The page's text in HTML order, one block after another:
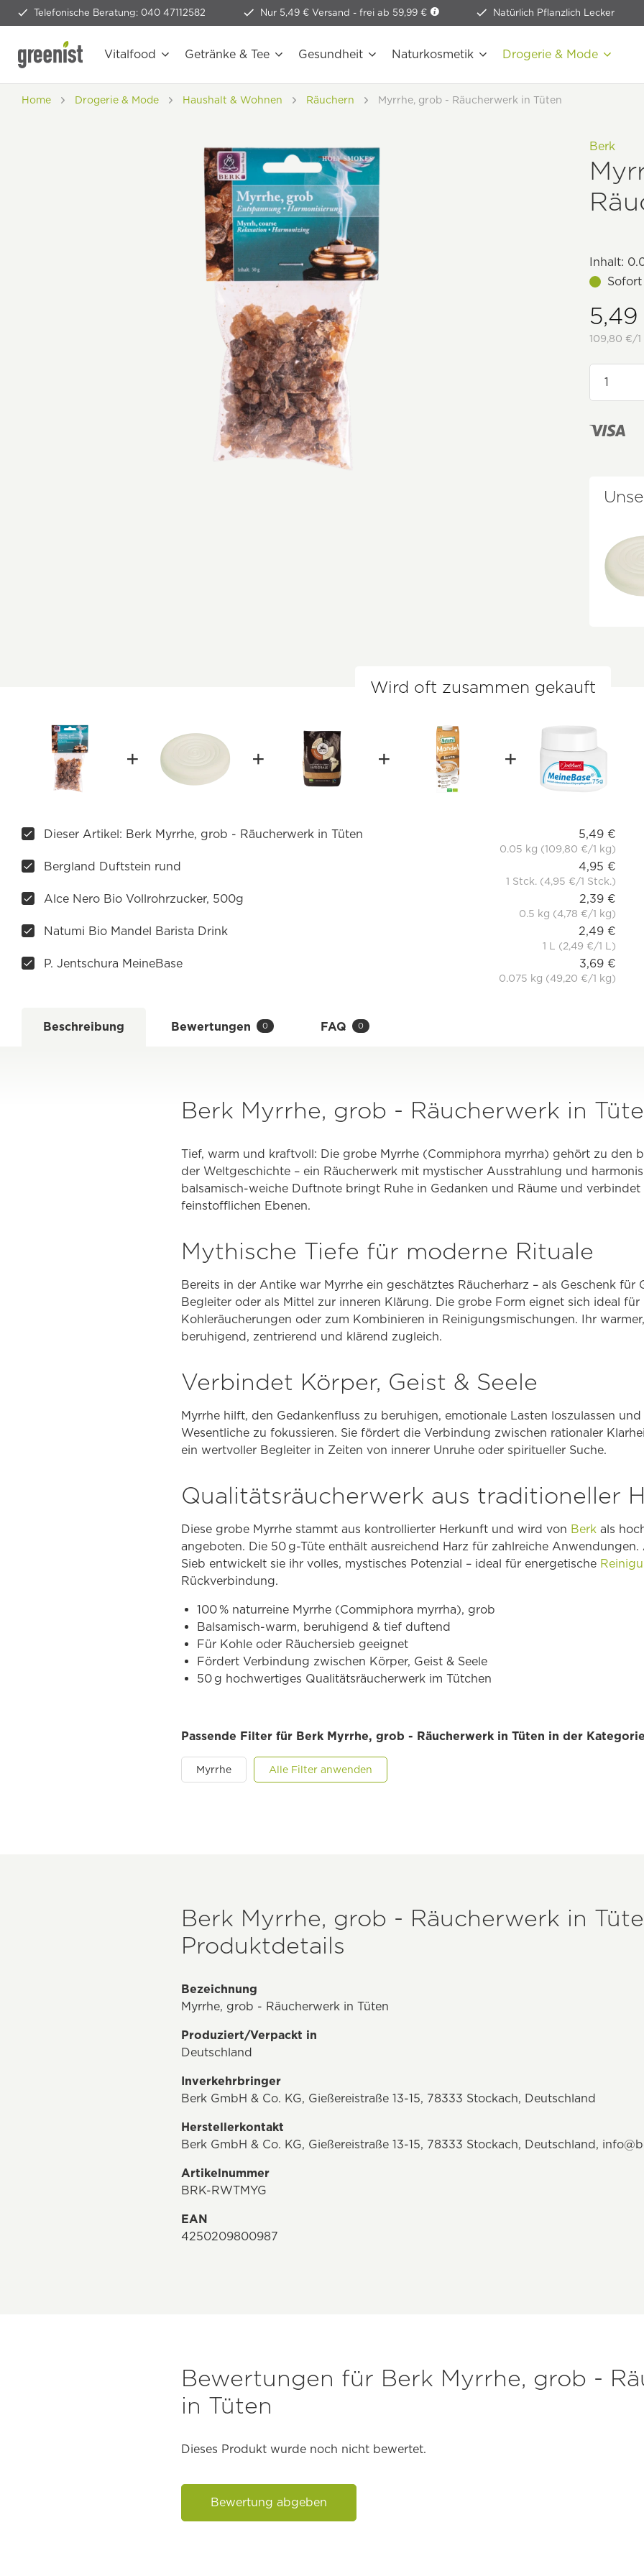
Telefonische Beratung: 040 47112582 Nur 5,49 € Versand - frei ab 59,99 € Natürlich Pflanzlich Lecker
Vitalfood Getränke & Tee Gesundheit Naturkosmetik Drogerie & Mode
Home Drogerie & Mode Haushalt & Wohnen Räuchern Myrrhe, grob - Räucherwerk in Tüten
Berk
Inhalt:
109,80 €/
Wird oft zusammen gekauft
Dieser Artikel: Berk Myrrhe, grob - Räucherwerk in Tüten 5,49 €
0.05 kg (109,80 €/1 kg)
Bergland Duftstein rund 4,95 €
1 Stck. (4,95 €/1 Stck.)
Alce Nero Bio Vollrohrzucker, 500g 2,39 €
0.5 kg (4,78 €/1 kg)
Natumi Bio Mandel Barista Drink 2,49 €
1 L (2,49 €/1 L)
P. Jentschura MeineBase 3,69 €
0.075 kg (49,20 €/1 kg)
Beschreibung Bewertungen 0 FAQ 0
Berk Myrrhe, grob - Räucherwerk in
Tief, warm und kraftvoll: Die grobe Myrrhe (Commiphora myrrha) gehört zu den
der Weltgeschichte – ein Räucherwerk mit mystischer Ausstrahlung und
balsamisch-weiche Duftnote bringt Ruhe in Gedanken und Räume und
feinstofflichen Ebenen.
Mythische Tiefe für moderne Rituale
Bereits in der Antike war Myrrhe ein geschätztes Räucherharz – als Geschenk für
Begleiter oder als Mittel zur inneren Klärung. Die grobe Form eignet sich ideal für
Kohleräucherungen oder zum Kombinieren in Reinigungsmischungen. Ihr
beruhigend, zentrierend und klärend zugleich.
Verbindet Körper, Geist & Seele
Myrrhe hilft, den Gedankenfluss zu beruhigen, emotionale Lasten loszulassen
Wesentliche zu fokussieren. Sie fördert die Verbindung zwischen rationaler
ein wertvoller Begleiter in Zeiten von innerer Unruhe oder spiritueller Suche.
Qualitätsräucherwerk aus traditioneller
Diese grobe Myrrhe stammt aus kontrollierter Herkunft und wird von Berk als
angeboten. Die 50 g-Tüte enthält ausreichend Harz für zahlreiche
Sieb entwickelt sie ihr volles, mystisches Potenzial – ideal für energetische
Rückverbindung.
100 % naturreine Myrrhe (Commiphora myrrha), grob
Balsamisch-warm, beruhigend & tief duftend
Für Kohle oder Räuchersieb geeignet
Fördert Verbindung zwischen Körper, Geist & Seele
50 g hochwertiges Qualitätsräucherwerk im Tütchen
Passende Filter für Berk Myrrhe, grob - Räucherwerk in Tüten in der
Myrrhe Alle Filter anwenden
Berk Myrrhe, grob - Räucherwerk in
Produktdetails
Bezeichnung
Myrrhe, grob - Räucherwerk in Tüten
Produziert/Verpackt in
Deutschland
Inverkehrbringer
Berk GmbH & Co. KG, Gießereistraße 13-15, 78333 Stockach, Deutschland
Herstellerkontakt
Berk GmbH & Co. KG, Gießereistraße 13-15, 78333 Stockach, Deutschland,
Artikelnummer
BRK-RWTMYG
EAN
4250209800987
Bewertungen für Berk Myrrhe, grob -
in Tüten
Dieses Produkt wurde noch nicht bewertet.
Bewertung abgeben